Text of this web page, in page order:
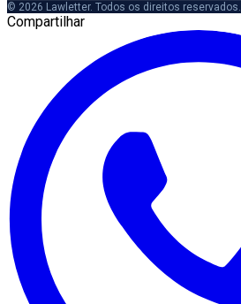
© 2026 Lawletter. Todos os direitos reservados.
Compartilhar